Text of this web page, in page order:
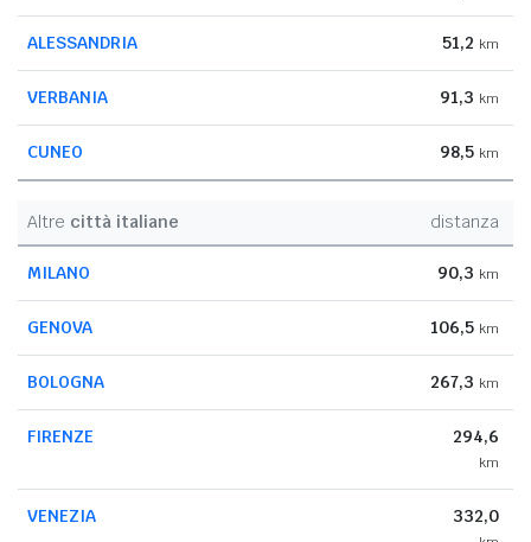
ALESSANDRIA 51,2 km
VERBANIA 91,3 km
CUNEO 98,5 km
Altre città italiane distanza
MILANO 90,3 km
GENOVA 106,5 km
BOLOGNA 267,3 km
FIRENZE 294,6
km
VENEZIA 332,0